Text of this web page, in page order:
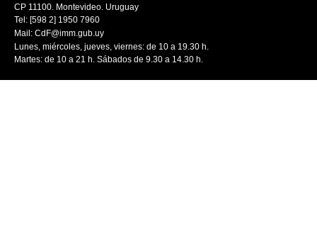
CP 11100. Montevideo. Uruguay
Tel: [598 2] 1950 7960
Mail: CdF@imm.gub.uy
Lunes, miércoles, jueves, viernes: de 10 a 19.30 h.
Martes: de 10 a 21 h. Sábados de 9.30 a 14.30 h.